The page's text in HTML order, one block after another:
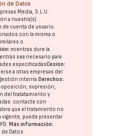
de Datos
Media, S.L.U.
a nuestra(s)
cuenta de usuario.
con la misma o
o
mientras dure la
sea necesario para
especificadasCesión:
a otras empresas del
interna. Derechos:
supresión,
del tratatamiento y
contacte con
que el tratamiento no
vigente, puede presentar
. Más información:
Datos